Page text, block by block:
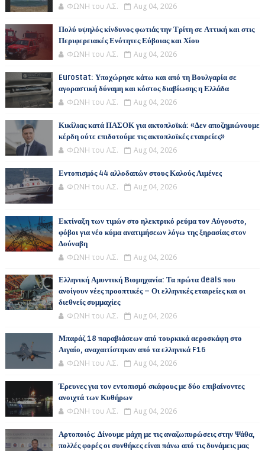
ΦΩΝΗ του Λ.Σ. Aug 04, 2026
Πολύ υψηλός κίνδυνος φωτιάς την Τρίτη σε Αττική και στις
Περιφερειακές Ενότητες Εύβοιας και Χίου
ΦΩΝΗ του Λ.Σ. Aug 04, 2026
Eurostat: Υποχώρησε κάτω και από τη Βουλγαρία σε
αγοραστική δύναμη και κόστος διαβίωσης η Ελλάδα
ΦΩΝΗ του Λ.Σ. Aug 04, 2026
Κικίλιας κατά ΠΑΣΟΚ για ακτοπλοϊκά: «Δεν αποζημιώνουμε
κέρδη ούτε επιδοτούμε τις ακτοπλοϊκές εταιρείες»
ΦΩΝΗ του Λ.Σ. Aug 04, 2026
Εντοπισμός 44 αλλοδαπών στους Καλούς Λιμένες
ΦΩΝΗ του Λ.Σ. Aug 04, 2026
Εκτίναξη των τιμών στο ηλεκτρικό ρεύμα τον Αύγουστο,
φόβοι για νέο κύμα ανατιμήσεων λόγω της ξηρασίας στον
Δούναβη
ΦΩΝΗ του Λ.Σ. Aug 04, 2026
Ελληνική Αμυντική Βιομηχανία: Τα πρώτα deals που
ανοίγουν νέες προοπτικές – Οι ελληνικές εταιρείες και οι
διεθνείς συμμαχίες
ΦΩΝΗ του Λ.Σ. Aug 04, 2026
Μπαράζ 18 παραβιάσεων από τουρκικά αεροσκάφη στο
Αιγαίο, αναχαιτίστηκαν από τα ελληνικά F16
ΦΩΝΗ του Λ.Σ. Aug 04, 2026
Έρευνες για τον εντοπισμό σκάφους με δύο επιβαίνοντες
ανοιχτά των Κυθήρων
ΦΩΝΗ του Λ.Σ. Aug 04, 2026
Αρτοποιός: Δίνουμε μάχη με τις αναζωπυρώσεις στην Ψάθα,
πολλές φορές οι συνθήκες είναι πάνω από τις δυνάμεις μας